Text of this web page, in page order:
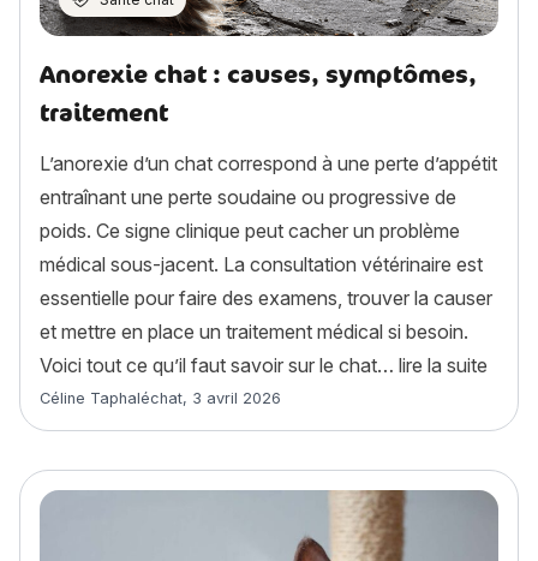
Anorexie chat : causes, symptômes,
traitement
L’anorexie d’un chat correspond à une perte d’appétit
entraînant une perte soudaine ou progressive de
poids. Ce signe clinique peut cacher un problème
médical sous-jacent. La consultation vétérinaire est
essentielle pour faire des examens, trouver la causer
et mettre en place un traitement médical si besoin.
Voici tout ce qu’il faut savoir sur le chat… lire la suite
Article rédigé par
Céline Taphaléchat, 3 avril 2026